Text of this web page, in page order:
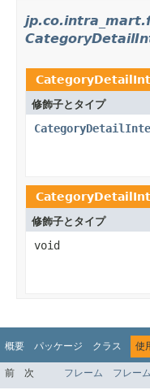
修飾子とタイプ
修飾子とタイプ
void
概要 パッケージ クラス 使
前 次 フレーム フレー